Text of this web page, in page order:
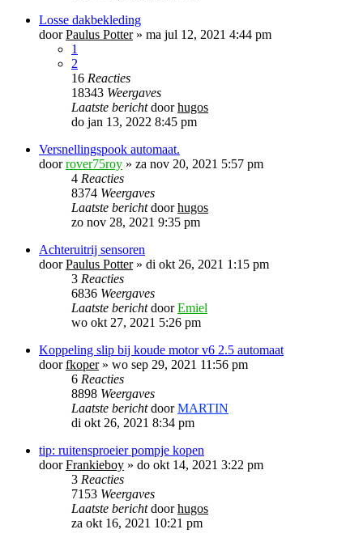
Losse dakbekleding
doorPaulus Potter» ma jul 12, 2021 4:44 pm
1
2
16 Reacties
18343 Weergaves
Laatste berichtdoorhugos
do jan 13, 2022 8:45 pm
Versnellingspook automaat.
doorrover75roy » za nov 20, 2021 5:57 pm
4 Reacties
8374 Weergaves
Laatste berichtdoorhugos
zo nov 28, 2021 9:35 pm
Achteruitrij sensoren
doorPaulus Potter» di okt 26, 2021 1:15 pm
3 Reacties
6836 Weergaves
Laatste berichtdoorEmiel
wo okt 27, 2021 5:26 pm
Koppeling slip bij koude motor v6 2.5 automaat
doorfkoper» wo sep 29, 2021 11:56 pm
6 Reacties
8898 Weergaves
Laatste berichtdoorMARTIN
di okt 26, 2021 8:34 pm
tip: ruitensproeier pompje kopen
doorFrankieboy » do okt 14, 2021 3:22 pm
3 Reacties
7153 Weergaves
Laatste berichtdoorhugos
za okt 16, 2021 10:21 pm